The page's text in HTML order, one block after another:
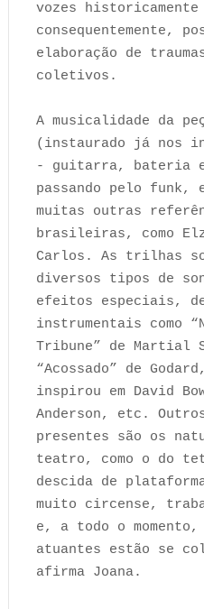
vozes
consequentemente,
elaboração de
coletivos.
A musicalidade da
(instaurado já nos
- guitarra, bateria e
passando pelo funk,
muitas outras
brasileiras, como
Carlos. As trilhas
diversos tipos de
efeitos especiais,
instrumentais como
Tribune” de Martial
“Acossado” de
inspirou em David
Anderson, etc.
presentes são os
teatro, como o do
descida de
muito circense,
e, a todo o momento,
atuantes estão se
afirma Joana.